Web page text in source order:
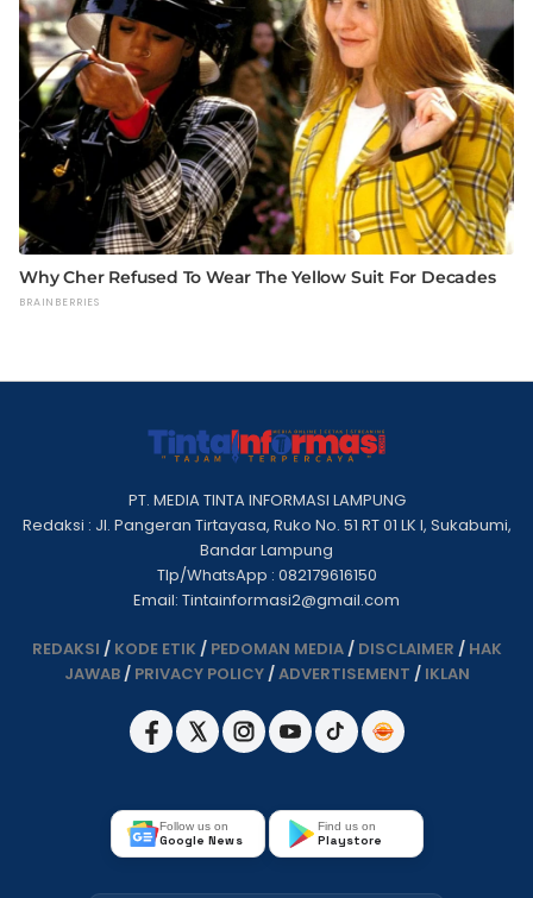
PT. MEDIA TINTA INFORMASI LAMPUNG
Redaksi : Jl. Pangeran Tirtayasa, Ruko No. 51 RT 01 LK I, Sukabumi,
Bandar Lampung
Tlp/WhatsApp : 082179616150
Email: Tintainformasi2@gmail.com
REDAKSI / KODE ETIK / PEDOMAN MEDIA/ DISCLAIMER / HAK
JAWAB/ PRIVACY POLICY/ADVERTISEMENT / IKLAN
Follow us on
Google News
Find us on
Playstore